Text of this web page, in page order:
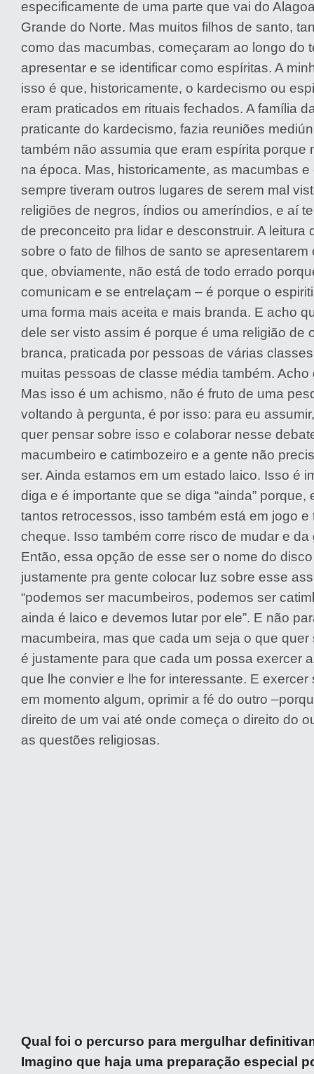
especificamente de uma parte que vai do
Grande do Norte. Mas muitos filhos de santo,
como das macumbas, começaram ao longo do
apresentar e se identificar como espíritas. A
isso é que, historicamente, o kardecismo ou
eram praticados em rituais fechados. A família
praticante do kardecismo, fazia reuniões
também não assumia que eram espírita porque
na época. Mas, historicamente, as macumbas
sempre tiveram outros lugares de serem mal
religiões de negros, índios ou ameríndios, e aí
de preconceito pra lidar e desconstruir. A leitura
sobre o fato de filhos de santo se apresentarem
que, obviamente, não está de todo errado
comunicam e se entrelaçam – é porque o
uma forma mais aceita e mais branda. E acho
dele ser visto assim é porque é uma religião de
branca, praticada por pessoas de várias
muitas pessoas de classe média também. Acho
Mas isso é um achismo, não é fruto de uma
voltando à pergunta, é por isso: para eu
quer pensar sobre isso e colaborar nesse
macumbeiro e catimbozeiro e a gente não
ser. Ainda estamos em um estado laico. Isso é
diga e é importante que se diga “ainda” porque,
tantos retrocessos, isso também está em jogo e
cheque. Isso também corre risco de mudar e da
Então, essa opção de esse ser o nome do
justamente pra gente colocar luz sobre esse
“podemos ser macumbeiros, podemos ser
ainda é laico e devemos lutar por ele”. E não
macumbeira, mas que cada um seja o que quer
é justamente para que cada um possa exercer
que lhe convier e lhe for interessante. E exercer
em momento algum, oprimir a fé do outro
direito de um vai até onde começa o direito do
as questões religiosas.
Qual foi o percurso para mergulhar
Imagino que haja uma preparação especial